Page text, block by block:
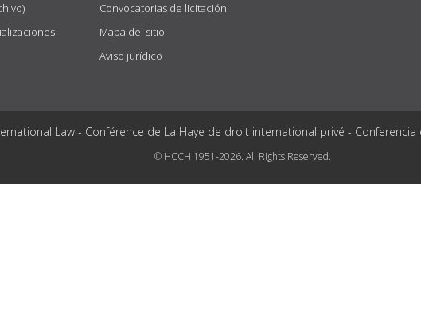
Convocatorias de licitación
Mapa del sitio
Aviso jurídico
Law - Conférence de La Haye de droit international privé -
© HCCH 1951-2026. All Rights Reserved.